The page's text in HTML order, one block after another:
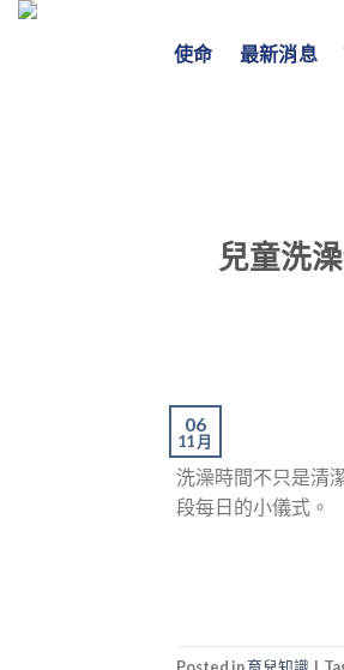
Skip
使命 最新消息
兒童洗
06
11 月
洗澡時間不只是清
段每日的小儀式。